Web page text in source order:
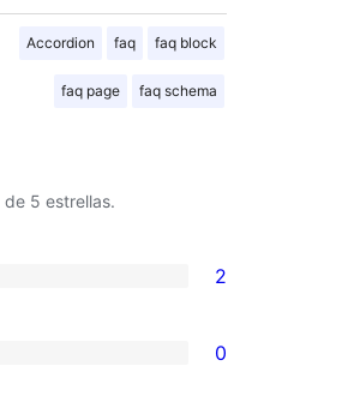
Accordion faq faq block
faq page faq schema
de 5 estrellas.
2
0